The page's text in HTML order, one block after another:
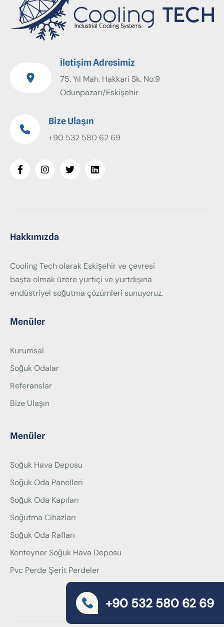
İletişim Adresimiz
75. Yıl Mah. Hakkari Sk. No:9
Odunpazarı/Eskişehir
Bize Ulaşın
+90 532 580 62 69
Hakkımızda
Cooling Tech olarak Eskişehir ve çevresi
başta olmak üzere yurtiçi ve yurtdışına
endüstriyel soğutma çözümleri sunuyoruz.
Menüler
Kurumsal
Soğuk Odalar
Referanslar
Bize Ulaşın
Menüler
Soğuk Hava Deposu
Soğuk Oda Panelleri
Soğuk Oda Kapıları
Soğutma Cihazları
Soğuk Oda Rafları
Konteyner Soğuk Hava Deposu
Pvc Perde Şerit Perdeler
+90 532 580 62 69